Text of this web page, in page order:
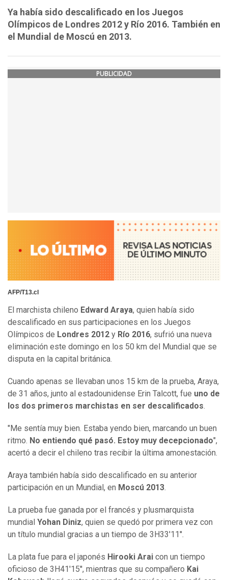
Ya había sido descalificado en los Juegos
Olímpicos de Londres 2012 y Río 2016. También en
el Mundial de Moscú en 2013.
PUBLICIDAD
AFP/T13.cl
El marchista chileno Edward Araya, quien había sido
descalificado en sus participaciones en los Juegos
Olímpicos de Londres 2012 y Río 2016, sufrió una nueva
eliminación este domingo en los 50 km del Mundial que se
disputa en la capital británica.
Cuando apenas se llevaban unos 15 km de la prueba, Araya,
de 31 años, junto al estadounidense Erin Talcott, fue uno de
los dos primeros marchistas en ser descalificados.
"Me sentía muy bien. Estaba yendo bien, marcando un buen
ritmo. No entiendo qué pasó. Estoy muy decepcionado",
acertó a decir el chileno tras recibir la última amonestación.
Araya también había sido descalificado en su anterior
participación en un Mundial, en Moscú 2013.
La prueba fue ganada por el francés y plusmarquista
mundial Yohan Diniz, quien se quedó por primera vez con
un título mundial gracias a un tiempo de 3H33'11''.
La plata fue para el japonés Hirooki Arai con un tiempo
oficioso de 3H41'15'', mientras que su compañero Kai